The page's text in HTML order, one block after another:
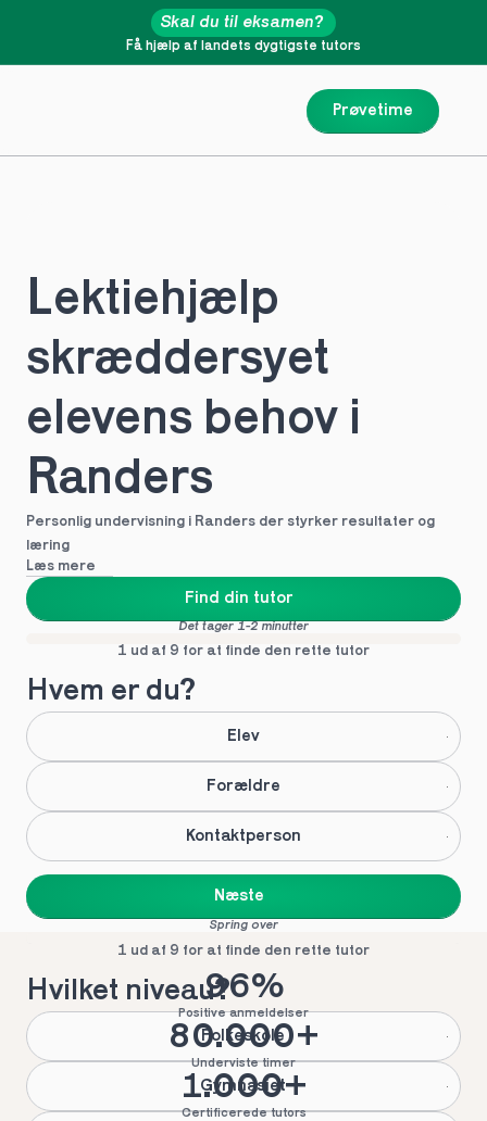
Prøvetime
Få hjælp af landets dygtigste tutors
Skal du til eksamen?
Lektiehjælp
skræddersyet
elevens behov i
Randers
Personlig undervisning i Randers der styrker resultater og
læring
Læs mere
Find din tutor
Det tager 1-2 minutter
1 ud af 9 for at finde den rette tutor
Hvem er du?
Elev
Forældre
Kontaktperson
Næste
Spring over
1 ud af 9 for at finde den rette tutor
Hvilket niveau?
Folkeskole
Gymnasiet
96%
Positive anmeldelser
80.000+
Underviste timer
1.000+
Certificerede tutors